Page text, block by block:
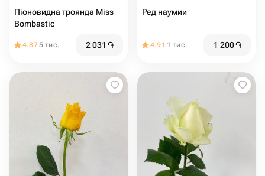
Піоновидна троянда Miss
Bombastic
4.875 тис. 2 031 ֏
Ред наумии
4.91 1 тис. 1 200֏